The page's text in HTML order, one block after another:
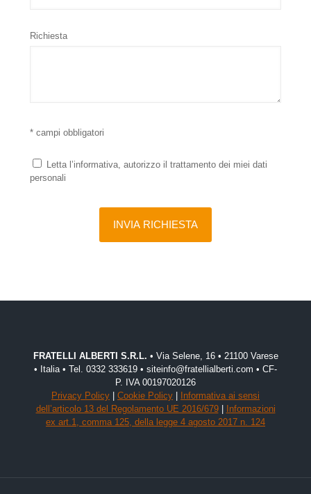
Richiesta
* campi obbligatori
Letta l’informativa, autorizzo il trattamento dei miei dati
personali
FRATELLI ALBERTI S.R.L. • Via Selene, 16 • 21100 Varese
• Italia • Tel. 0332 333619 • siteinfo@fratellialberti.com • CF-
P. IVA 00197020126
Privacy Policy
Cookie Policy
Informativa ai sensi
dell’articolo 13 del Regolamento UE 2016/679|
Informazioni
ex art.1, comma 125, della legge 4 agosto 2017 n. 124